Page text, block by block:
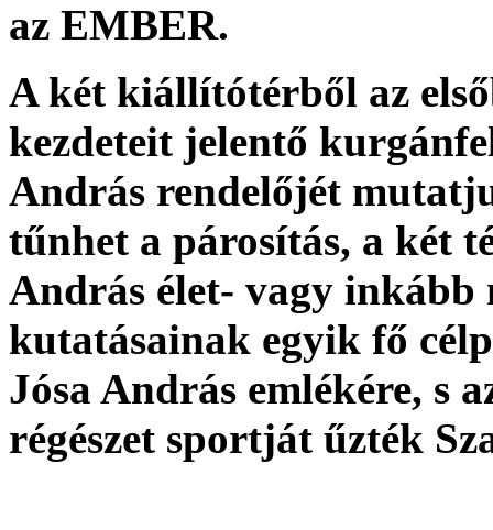
az EMBER.
A két kiállítótérből az
kezdeteit jelentő
András rendelőjét
tűnhet a párosítás, a két
András élet- vagy
kutatásainak egyik fő
Jósa András emlékére, s
régészet sportját űzték